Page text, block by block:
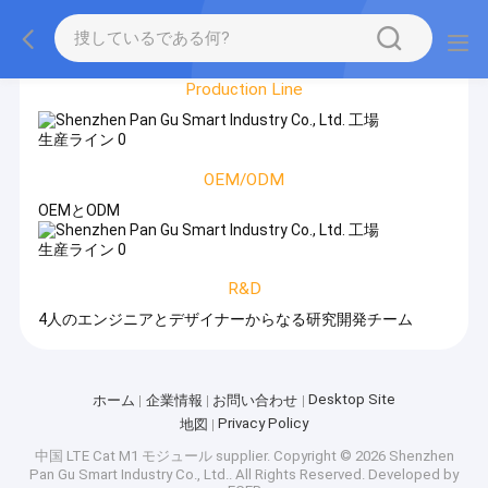
Factory Tour
Production Line
OEM/ODM
OEMとODM
R&D
4人のエンジニアとデザイナーからなる研究開発チーム
ホーム 企業情報 お問い合わせ
Desktop Site
地図
Privacy Policy
中国 LTE Cat M1 モジュール supplier. Copyright © 2026 Shenzhen
Pan Gu Smart Industry Co., Ltd.. All Rights Reserved. Developed by